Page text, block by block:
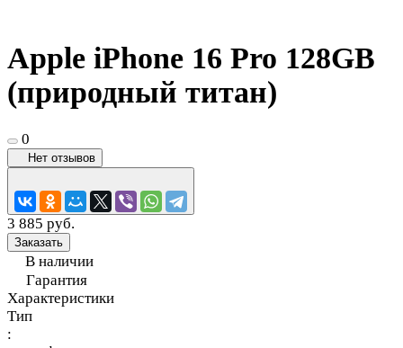
Apple iPhone 16 Pro 128GB
(природный титан)
0
Нет отзывов
3 885 руб.
Заказать
В наличии
Гарантия
Характеристики
Тип
: